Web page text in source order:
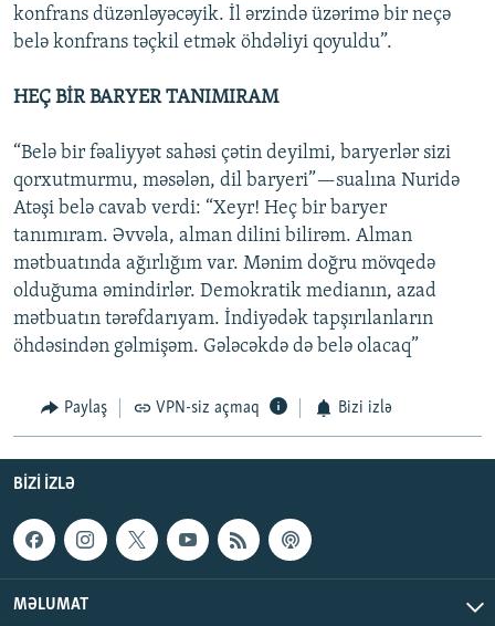
konfrans düzənləyəcəyik. İl ərzində üzərimə bir neçə
belə konfrans təçkil etmək öhdəliyi qoyuldu”.
HEÇ BİR BARYER TANIMIRAM
“Belə bir fəaliyyət sahəsi çətin deyilmi, baryerlər sizi
qorxutmurmu, məsələn, dil baryeri”—sualına Nuridə
Atəşi belə cavab verdi: “Xeyr! Heç bir baryer
tanımıram. Əvvəla, alman dilini bilirəm. Alman
mətbuatında ağırlığım var. Mənim doğru mövqedə
olduğuma əmindirlər. Demokratik medianın, azad
mətbuatın tərəfdarıyam. İndiyədək tapşırılanların
öhdəsindən gəlmişəm. Gələcəkdə də belə olacaq”
Paylaş VPN-siz açmaq Bizi izlə
BIZI IZLƏ
MƏLUMAT